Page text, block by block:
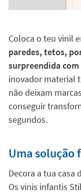
Coloca o teu vinil
paredes, tetos,
surpreendida
inovador material
não deixam
conseguir
segundos.
Uma solução
Decora a tua casa
Os vinis infantis